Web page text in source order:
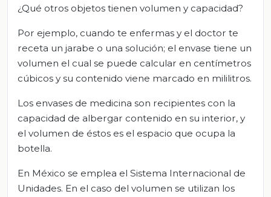
¿Qué otros objetos tienen volumen y capacidad?
Por ejemplo, cuando te enfermas y el doctor te
receta un jarabe o una solución; el envase tiene un
volumen el cual se puede calcular en centímetros
cúbicos y su contenido viene marcado en mililitros.
Los envases de medicina son recipientes con la
capacidad de albergar contenido en su interior, y
el volumen de éstos es el espacio que ocupa la
botella.
En México se emplea el Sistema Internacional de
Unidades. En el caso del volumen se utilizan los